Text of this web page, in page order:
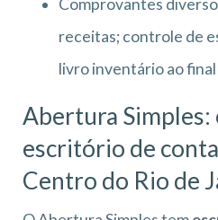
Comprovantes
receitas; controle de
livro inventário ao
Abertura
escritório de
Centro do Rio de